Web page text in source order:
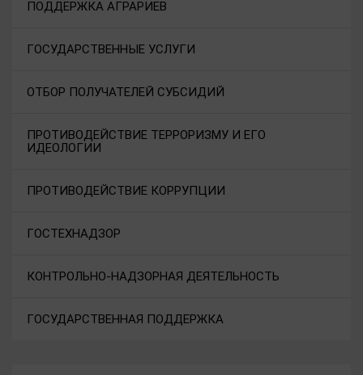
ПОДДЕРЖКА АГРАРИЕВ
ГОСУДАРСТВЕННЫЕ УСЛУГИ
ОТБОР ПОЛУЧАТЕЛЕЙ СУБСИДИЙ
ПРОТИВОДЕЙСТВИЕ ТЕРРОРИЗМУ И ЕГО
ИДЕОЛОГИИ
ПРОТИВОДЕЙСТВИЕ КОРРУПЦИИ
ГОСТЕХНАДЗОР
КОНТРОЛЬНО-НАДЗОРНАЯ ДЕЯТЕЛЬНОСТЬ
ГОСУДАРСТВЕННАЯ ПОДДЕРЖКА